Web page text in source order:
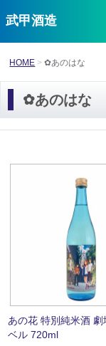
武甲酒造
HOME ✿あのはな
✿あのはな
あの花 特別純米酒 劇
ベル 720ml